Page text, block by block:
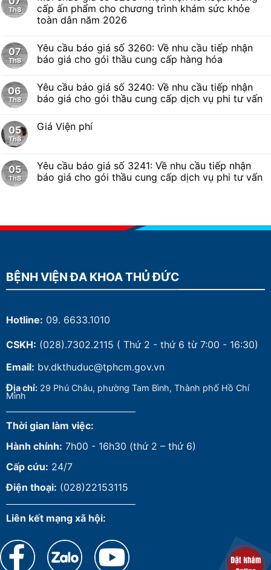
Th8
cấp ấn phẩm cho chương trình khám sức khỏe
toàn dân năm 2026
07
Th8
Yêu cầu báo giá số 3260: Về nhu cầu tiếp nhận
báo giá cho gói thầu cung cấp hàng hóa
06
Th8
Yêu cầu báo giá số 3240: Về nhu cầu tiếp nhận
báo giá cho gói thầu cung cấp dịch vụ phi tư vấn
05
Th8
Giá Viện phí
05
Th8
Yêu cầu báo giá số 3241: Về nhu cầu tiếp nhận
báo giá cho gói thầu cung cấp dịch vụ phi tư vấn
BỆNH VIỆN ĐA KHOA THỦ ĐỨC
Hotline: 09. 6633.1010
CSKH: (028).7302.2115 ( Thứ 2 - thứ 6 từ 7:00 - 16:30)
Email: bv.dkthuduc@tphcm.gov.vn
Địa chỉ: 29 Phú Châu, phường Tam Bình, Thành phố Hồ Chí
Minh
Thời gian làm việc:
Hành chính: 7h00 - 16h30 (thứ 2 – thứ 6)
Cấp cứu: 24/7
Điện thoại: (028)22153115
Liên kết mạng xã hội: